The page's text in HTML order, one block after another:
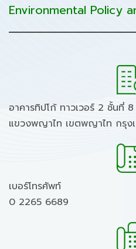
Environmental Policy
อาคารทิปโก้ ทาวเวอร์ 2 ชั้นที่
แขวงพญาไท เขตพญาไท กรุง
เบอร์โทรศัพท์
0 2265 6689